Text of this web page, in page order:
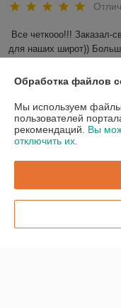
Все четкооо!!! Заказал-
для наших широт))
О нас
Доставка и оплата
График работы
Обработка файлов
Мы используем файлы
пользователей
рекомендаций. Вы
отключить их.